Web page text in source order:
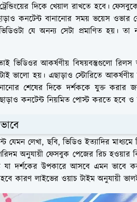
দিকে খেয়াল রাখতে হবে।
কনটেন্ট বানানোর সময় ভয়েস
যে অনন্য সেটা প্রমাণিত হয়। তা
ভিডিওর আকর্ষণীয় বিষয়বস্তুগুলো
ভালো হয়। এছাড়াও স্টোরিতে
শেষের দিকে দর্শককে যুক্ত করার
কনটেন্ট নিয়মিত পোস্ট করতে হবে
যেমন লেখা, ছবি, ভিডিও ইত্যাদির
অনুযায়ী ফেসবুক পেজের রিচ হওয়ার
যা দর্শকের উপকারে আসবে এমন ভাবে
কারণ লাইভের ওয়াচ টাইম অনুযায়ী